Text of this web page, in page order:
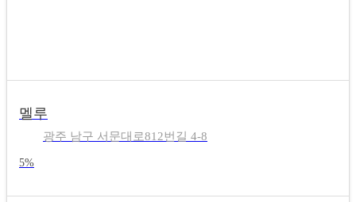
멜루
광주 남구 서문대로812번길 4-8
5%